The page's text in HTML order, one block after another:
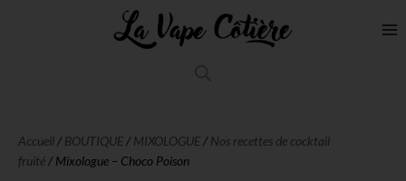
Accueil/ BOUTIQUE/ MIXOLOGUE/ Nos recettes de cocktail
fruité/ Mixologue – Choco Poison